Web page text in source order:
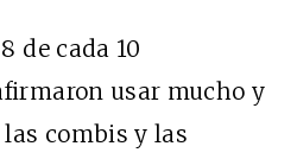
de cada 10
usar mucho y
combis y las